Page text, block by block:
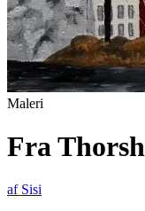
Maleri
Fra
af Sisi